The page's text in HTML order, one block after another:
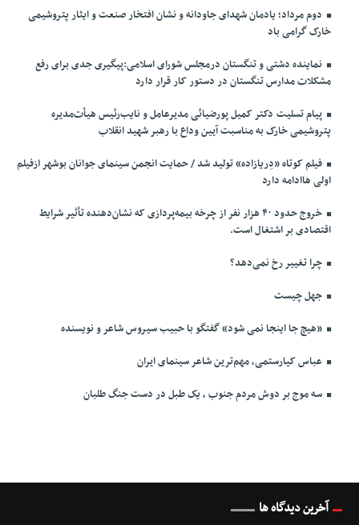
دوم مرداد؛ یادمان شهدای جاودانه و نشان افتخار صنعت و ایثار پتروشیمی
خارک گرامی باد
نماینده دشتی و تنگستان درمجلس شورای اسلامی:پیگیری جدی برای رفع
مشکلات مدارس تنگستان در دستور کار قرار دارد
پیام تسلیت دکتر کمیل پورضیائی مدیرعامل و نایب‌رئیس هیأت‌مدیره
پتروشیمی خارک به مناسبت آیین وداع با رهبر شهید انقلاب
فیلم کوتاه «دِریازاده» تولید شد / حمایت انجمن سینمای جوانان بوشهر ازفیلم
اولی هاادامه دارد
خروج حدود ۴۰ هزار نفر از چرخه بیمه‌پردازی که نشان‌دهنده تأثیر شرایط
اقتصادی بر اشتغال است.
چرا تغییر رخ نمی‌دهد؟
جهل چیست
«هیچ جا اینجا نمی شود» گفتگو با حبیب سیروس شاعر و نویسنده
عباس کیارستمی، مهم‌ترین شاعر سینمای ایران
سه موج بر دوش مردم جنوب ، یک طبل در دست جنگ طلبان
آخرین دیدگاه ها